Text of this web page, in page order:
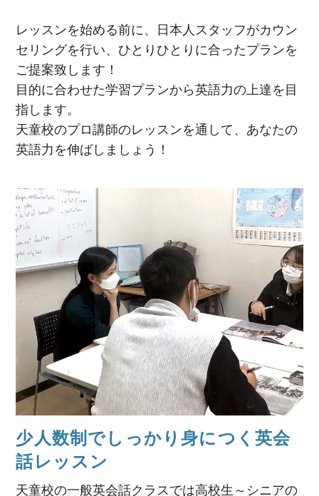
レッスンを始める前に、日本人スタッフがカウン
セリングを行い、ひとりひとりに合ったプランを
ご提案致します！
目的に合わせた学習プランから英語力の上達を目
指します。
天童校のプロ講師のレッスンを通して、あなたの
英語力を伸ばしましょう！
少人数制でしっかり身につく英会
話レッスン
天童校の一般英会話クラスでは高校生～シニアの